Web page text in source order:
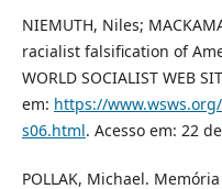
NIEMUTH, Niles;
racialist falsification of
WORLD SOCIALIST WEB
em: https://
s06.html. Acesso em: 22
POLLAK, Michael.